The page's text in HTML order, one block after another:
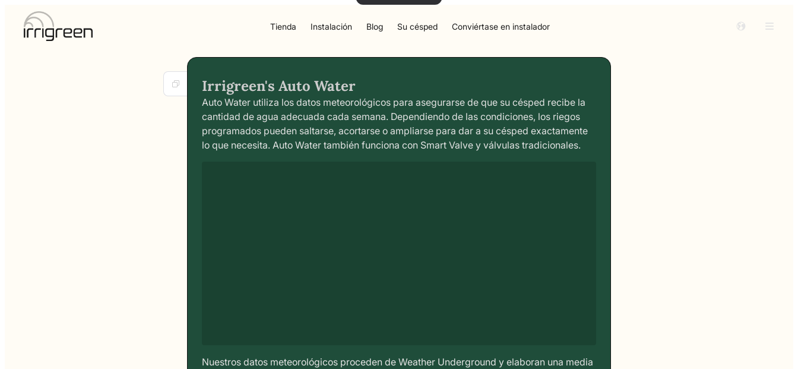
Tienda Instalación Blog Su césped Conviértase en instalador
Irrigreen's Auto Water
Auto Water utiliza los datos meteorológicos para asegurarse de que su césped recibe la
cantidad de agua adecuada cada semana. Dependiendo de las condiciones, los riegos
programados pueden saltarse, acortarse o ampliarse para dar a su césped exactamente
lo que necesita. Auto Water también funciona con Smart Valve y válvulas tradicionales.
Nuestros datos meteorológicos proceden de Weather Underground y elaboran una media